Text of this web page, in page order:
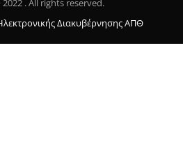
. All rights reserved.
Διακυβέρνησης ΑΠΘ